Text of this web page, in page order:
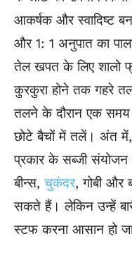
आकर्षक और स्वादिष्ट
और 1: 1 अनुपात का
तेल खपत के लिए शालो
कुरकुरा होने तक गहरे
तलने के दौरान एक समय
छोटे बैचों में तलें। अंत में,
प्रकार के सब्जी
बीन्स,चुकंदर, गोबी और
सकते हैं। लेकिन उन्हें
स्टफ करना आसान हो